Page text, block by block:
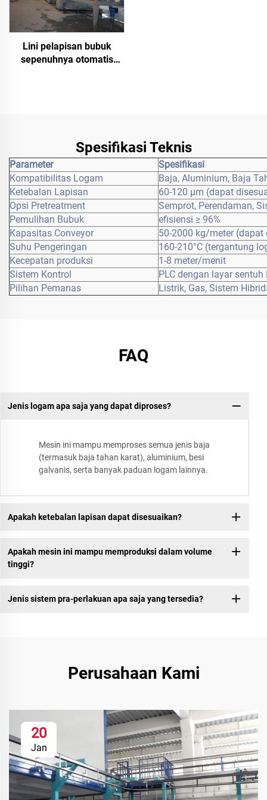
Lini pelapisan bubuk
sepenuhnya otomatis
Spesifikasi Teknis
Parameter
Spesifikasi
Kompatibilitas Logam
Baja, Aluminium, Baja
Ketebalan Lapisan
60-120 μm (dapat
Opsi Pretreatment
Semprot, Perendaman,
Pemulihan Bubuk
efisiensi ≥ 96%
Kapasitas Conveyor
50-2000 kg/meter
Suhu Pengeringan
160-210°C (tergantung
Kecepatan produksi
1-8 meter/menit
Sistem Kontrol
PLC dengan layar sentuh
Pilihan Pemanas
Listrik, Gas, Sistem
FAQ
Jenis logam apa saja yang dapat diproses?
Mesin ini mampu memproses semua jenis baja
(termasuk baja tahan karat), aluminium, besi
galvanis, serta banyak paduan logam lainnya.
Apakah ketebalan lapisan dapat disesuaikan?
Apakah mesin ini mampu memproduksi dalam volume
tinggi?
Jenis sistem pra-perlakuan apa saja yang tersedia?
Perusahaan Kami
20
Jan